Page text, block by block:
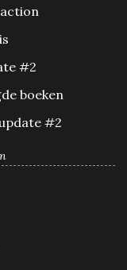
#2
boeken
#2